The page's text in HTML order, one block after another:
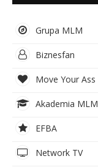
Grupa MLM
Biznesfan
Move Your Ass
Akademia MLM
EFBA
Network TV